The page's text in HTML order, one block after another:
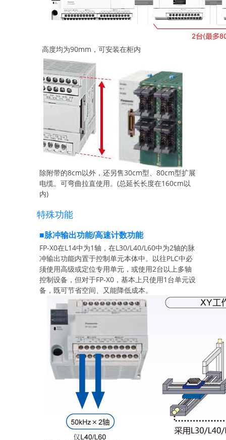
高度均为90mm，可安装在柜内
除附带的8cm以外，还另售30cm型、80cm型扩展
电缆。可弯曲拉直使用。(总延长长度在160cm以
内)
特殊功能
■脉冲输出功能/高速计数功能
FP-X0在L14中为1轴，在L30/L40/L60中为2轴的脉
冲输出功能内置于控制单元本体中。以往PLC中必
须使用高级或定位专用单元，或使用2台以上多轴
控制设备，但对于FP-X0，基本上只使用1台单元设
备，既可节省空间、又能降低成本。